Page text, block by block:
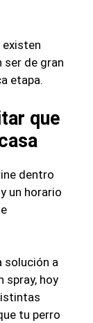
existen
ser de gran
etapa.
que
dentro
un horario
solución a
spray, hoy
tu perro